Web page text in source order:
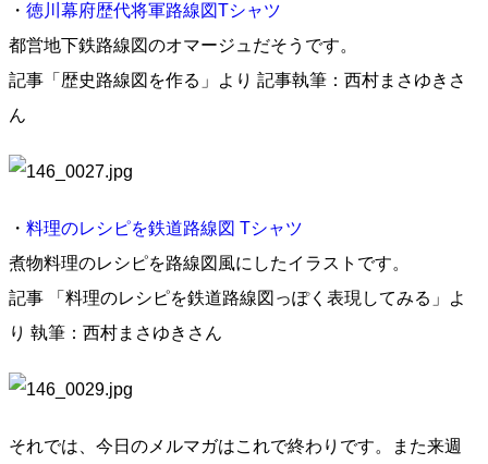
・ 徳川幕府歴代将軍路線図Tシャツ
都営地下鉄路線図のオマージュだそうです。
記事「歴史路線図を作る」より 記事執筆：西村まさゆきさ
ん
・ 料理のレシピを鉄道路線図 Tシャツ
煮物料理のレシピを路線図風にしたイラストです。
記事 「料理のレシピを鉄道路線図っぽく表現してみる」よ
り 執筆：西村まさゆきさん
それでは、今日のメルマガはこれで終わりです。また来週